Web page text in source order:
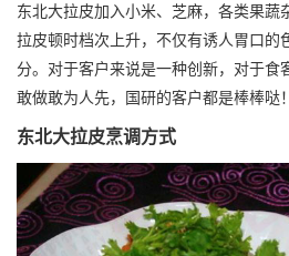
东北大拉皮加入小米、芝麻，各类果蔬
拉皮顿时档次上升，不仅有诱人胃口的
分。 对于客户来说是一种创新，对于食
敢做敢为人先，国研的客户都是棒棒哒！
东北大拉皮烹调方式